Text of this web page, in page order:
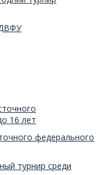
16 лет
федерального
турнир среди